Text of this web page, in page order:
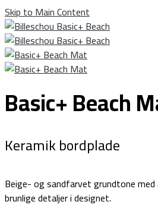
Skip to Main Content
Basic+ Beach
Keramik bordplade
Beige- og sandfarvet grundtone
brunlige detaljer i designet.